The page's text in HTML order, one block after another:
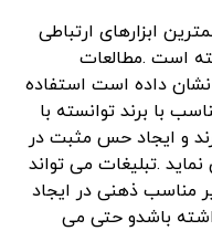
ابزارهای ارتباطی
است .مطالعات
نشان داده است استفاده
با برند توانسته با
و ایجاد حس مثبت در
.تبلیغات می تواند
مناسب ذهنی در ایجاد
باشدو حتی می